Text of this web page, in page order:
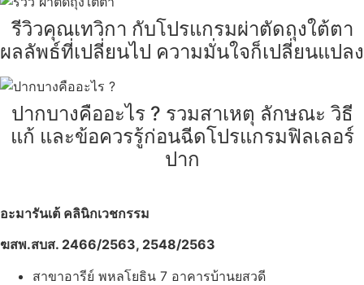
รีวิวคุณเทวิกา กับโปรแกรมผ่าตัดถุงใต้ตา
ผลลัพธ์ที่เปลี่ยนไป ความมั่นใจก็เปลี่ยนแปลง
ปากบางคืออะไร ? รวมสาเหตุ ลักษณะ วิธี
แก้ และข้อควรรู้ก่อนฉีดโปรแกรมฟิลเลอร์
ปาก
อะมารันเต้ คลินิกเวชกรรม
ฆสพ.สบส. 2466/2563, 2548/2563
สาขาอารีย์ พหลโยธิน 7 อาคารบ้านยสวดี